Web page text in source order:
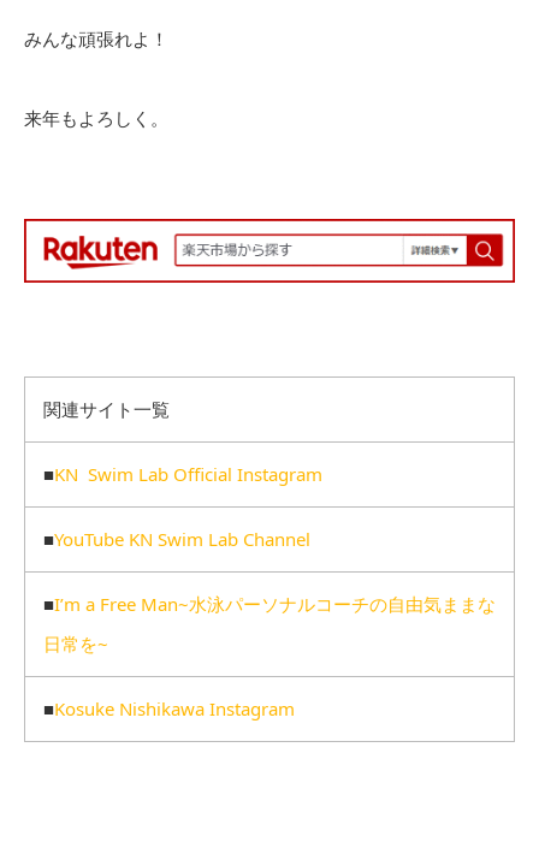
みんな頑張れよ！
来年もよろしく。
関連サイト一覧
■KN Swim Lab Official Instagram
■YouTube KN Swim Lab Channel
■I’m a Free Man~水泳パーソナルコーチの自由気ままな
日常を~
■Kosuke Nishikawa Instagram